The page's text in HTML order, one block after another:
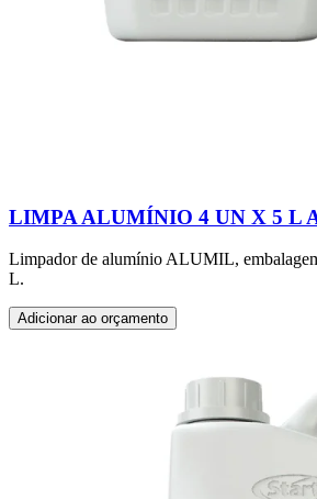
LIMPA ALUMÍNIO 4 UN X 5 L
Limpador de alumínio ALUMIL,
L.
Adicionar ao orçamento